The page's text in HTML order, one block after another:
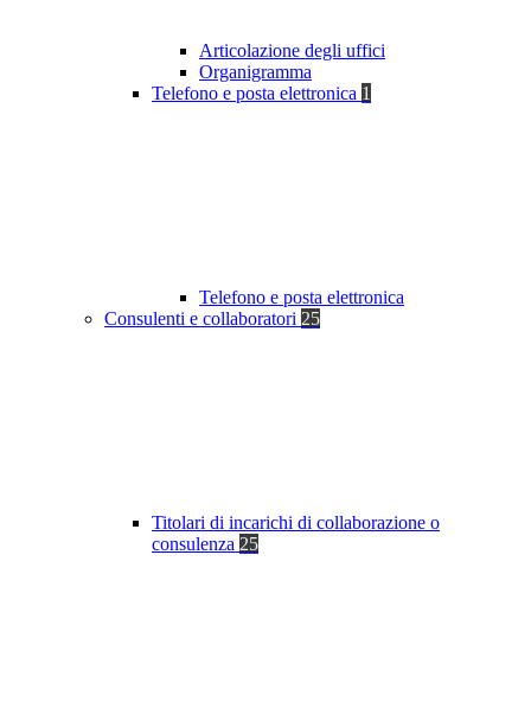
Articolazione degli uffici
Organigramma
Telefono e posta elettronica 1
Telefono e posta elettronica
Consulenti e collaboratori 25
Titolari di incarichi di collaborazione o
consulenza 25